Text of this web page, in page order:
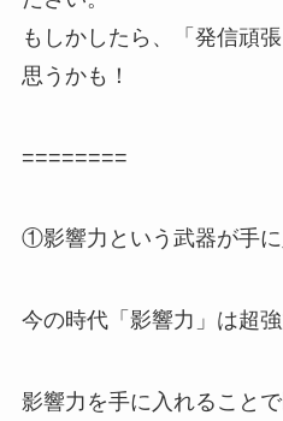
もしかしたら、「発信頑
思うかも！
========
①影響力という武器が手
今の時代「影響力」は超
影響力を手に入れること